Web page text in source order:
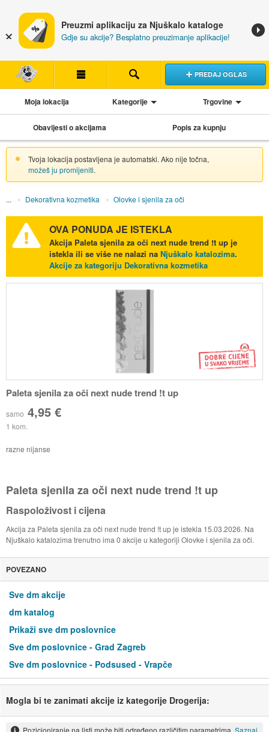
Preuzmi aplikaciju za Njuškalo kataloge
Gdje su akcije? Besplatno preuzimanje aplikacije!
PREDAJ OGLAS
Moja lokacija Kategorije Trgovine
Obavijesti o akcijama Popis za kupnju
Tvoja lokacija postavljena je automatski. Ako nije točna,
možeš ju promijeniti.
Dekorativna kozmetika Olovke i sjenila za oči
OVA PONUDA JE ISTEKLA
Akcija Paleta sjenila za oči next nude trend !t upje
istekla ili se više ne nalazi na Njuškalo katalozima.
Akcije za kategoriju Dekorativna kozmetika
Paleta sjenila za oči next nude trend !t up
samo 4,95 €
1 kom.
razne nijanse
Paleta sjenila za oči next nude trend !t up
Raspoloživost i cijena
Akcija za Paleta sjenila za oči next nude trend !t up je istekla 15.03.2026. Na
Njuškalo katalozima trenutno ima 0 akcije u kategoriji Olovke i sjenila za oči.
POVEZANO
Sve dm akcije
dm katalog
Prikaži sve dm poslovnice
Sve dm poslovnice - Grad Zagreb
Sve dm poslovnice - Podsused - Vrapče
Mogla bi te zanimati akcije iz kategorije Drogerija: